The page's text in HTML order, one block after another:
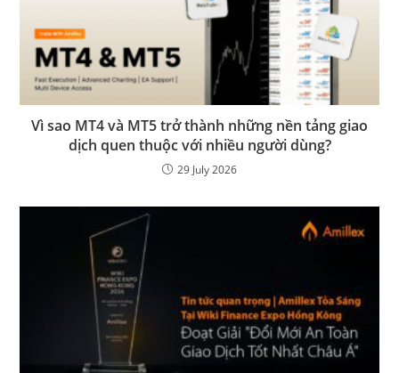
Vì sao MT4 và MT5 trở thành những nền tảng giao
dịch quen thuộc với nhiều người dùng?
29 July 2026